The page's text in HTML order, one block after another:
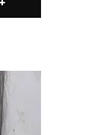
Ce produit a plusieurs variations. Les options peuvent être choisies sur la page du produit